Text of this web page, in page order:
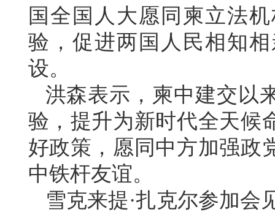
国全国人大愿同柬立法
验，促进两国人民相知
设。
洪森表示，柬中建交以
验，提升为新时代全天候
好政策，愿同中方加强政
中铁杆友谊。
雪克来提·扎克尔参加会